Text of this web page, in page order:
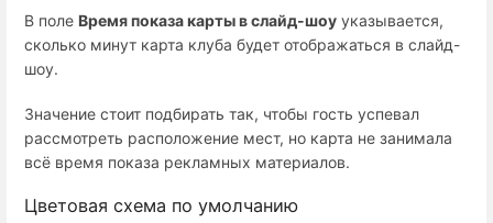
В поле Время показа карты в слайд-шоу указывается,
сколько минут карта клуба будет отображаться в слайд-
шоу.
Значение стоит подбирать так, чтобы гость успевал
рассмотреть расположение мест, но карта не занимала
всё время показа рекламных материалов.
Цветовая схема по умолчанию